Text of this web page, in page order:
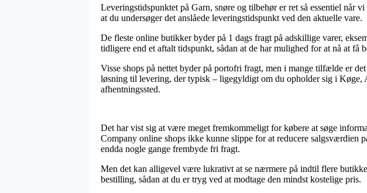
Leveringstidspunktet på Garn, snøre og tilbehør er ret så essentiel når
at du undersøger det anslåede leveringstidspunkt ved den aktuelle vare.
De fleste online butikker byder på 1 dags fragt på adskillige varer,
tidligere end et aftalt tidspunkt, sådan at de har mulighed for at nå at
Visse shops på nettet byder på portofri fragt, men i mange tilfælde er
løsning til levering, der typisk – ligegyldigt om du opholder sig i
afhentningssted.
Det har vist sig at være meget fremkommeligt for købere at søge
Company online shops ikke kunne slippe for at reducere
endda nogle gange frembyde fri fragt.
Men det kan alligevel være lukrativt at se nærmere på indtil flere
bestilling, sådan at du er tryg ved at modtage den mindst kostelige pris.